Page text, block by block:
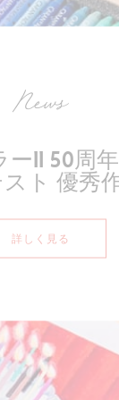
News
ーII 50周
ト 優秀
詳しく見る